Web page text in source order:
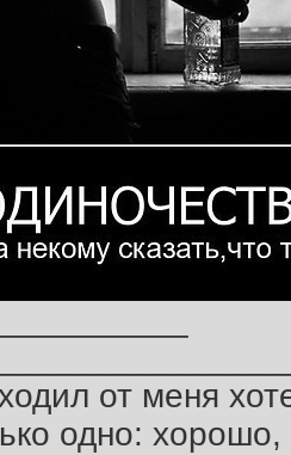
от меня
одно: